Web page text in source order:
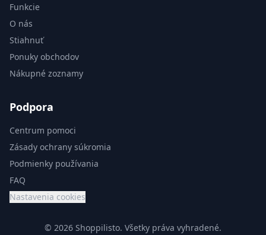
Funkcie
O nás
Stiahnuť
Ponuky obchodov
Nákupné zoznamy
Podpora
Centrum pomoci
Zásady ochrany súkromia
Podmienky používania
FAQ
Nastavenia cookies
© 2026 Shoppilisto. Všetky práva vyhradené.